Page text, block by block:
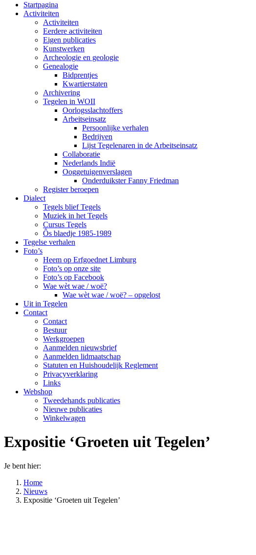
Startpagina
Activiteiten
Activiteiten
Eerdere activiteiten
Eigen publicaties
Kunstwerken
Archeologie en geologie
Genealogie
Bidprentjes
Kwartierstaten
Archivering
Tegelen in WOII
Oorlogsslachtoffers
Arbeitseinsatz
Persoonlijke verhalen
Bedrijven
Lijst Tegelenaren in de Arbeitseinsatz
Collaboratie
Nederlands Indië
Ooggetuigenverslagen
Onderduikster Fanny Friedman
Register beroepen
Dialect
Tegels blief Tegels
Muziek in het Tegels
Cursus Tegels
Ôs blaedje 1985-1989
Tegelse verhalen
Foto’s
Heem op Erfgoednet Limburg
Foto’s op onze site
Foto’s op Facebook
Wae wèt wae / woë?
Wae wèt wae / woë? – opgelost
Uit in Tegelen
Contact
Contact
Bestuur
Werkgroepen
Aanmelden nieuwsbrief
Aanmelden lidmaatschap
Statuten en Huishoudelijk Reglement
Privacyverklaring
Links
Webshop
Tweedehands publicaties
Nieuwe publicaties
Winkelwagen
Expositie ‘Groeten uit Tegelen’
Je bent hier:
Home
Nieuws
Expositie ‘Groeten uit Tegelen’